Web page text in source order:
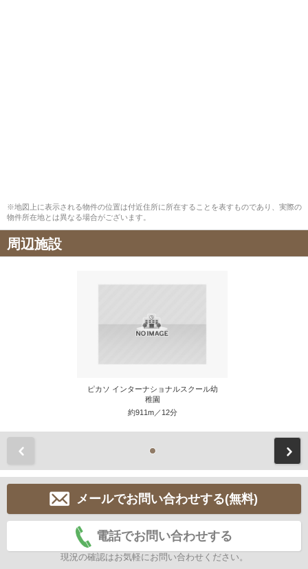
※地図上に表示される物件の位置は付近住所に所在することを表すものであり、実際の
物件所在地とは異なる場合がございます。
周辺施設
ピカソ インターナショナルスクール幼
稚園
約911m／12分
メールでお問い合わせする(無料)
電話でお問い合わせする
現況の確認はお気軽にお問い合わせください。